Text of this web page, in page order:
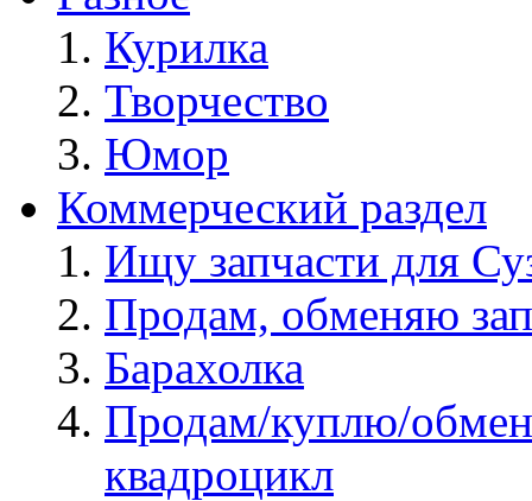
Курилка
Творчество
Юмор
Коммерческий раздел
Ищу запчасти для
Продам, обменяю
Барахолка
Продам/куплю/
квадроцикл